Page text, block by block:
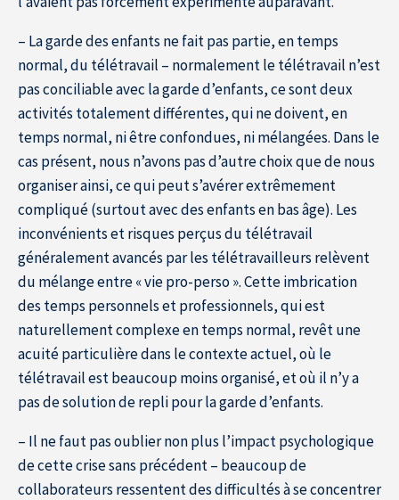
– La garde des enfants ne fait pas partie, en temps
normal, du télétravail – normalement le télétravail n’est
pas conciliable avec la garde d’enfants, ce sont deux
activités totalement différentes, qui ne doivent, en
temps normal, ni être confondues, ni mélangées. Dans le
cas présent, nous n’avons pas d’autre choix que de nous
organiser ainsi, ce qui peut s’avérer extrêmement
compliqué (surtout avec des enfants en bas âge). Les
inconvénients et risques perçus du télétravail
généralement avancés par les télétravailleurs relèvent
du mélange entre « vie pro-perso ». Cette imbrication
des temps personnels et professionnels, qui est
naturellement complexe en temps normal, revêt une
acuité particulière dans le contexte actuel, où le
télétravail est beaucoup moins organisé, et où il n’y a
pas de solution de repli pour la garde d’enfants.
– Il ne faut pas oublier non plus l’impact psychologique
de cette crise sans précédent – beaucoup de
collaborateurs ressentent des difficultés à se concentrer